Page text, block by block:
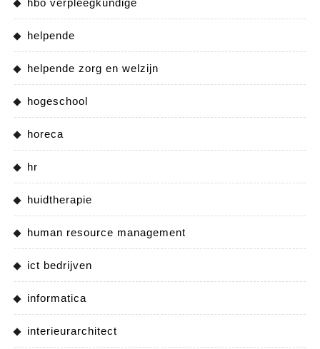
helpende
helpende zorg en welzijn
hogeschool
horeca
hr
huidtherapie
human resource management
ict bedrijven
informatica
interieurarchitect